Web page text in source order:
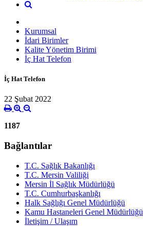
Kurumsal
İdari Birimler
Kalite Yönetim Birimi
İç Hat Telefon
İç Hat Telefon
22 Şubat 2022
1187
Bağlantılar
T.C. Sağlık Bakanlığı
T.C. Mersin Valiliği
Mersin İl Sağlık Müdürlüğü
T.C. Cumhurbaşkanlığı
Halk Sağlığı Genel Müdürlüğü
Kamu Hastaneleri Genel Müdürlüğü
İletişim / Ulaşım